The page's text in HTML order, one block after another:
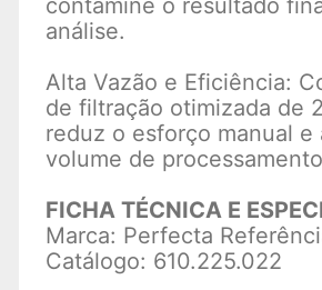
análise.
Alta Vazão e Eficiência:
de filtração otimizada de
reduz o esforço manual e
volume de
FICHA TÉCNICA E
Marca: Perfecta
Catálogo: 610.225.022